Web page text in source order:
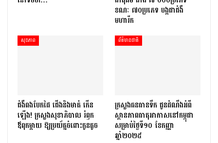
ខណៈ ៧០ប្រភេទ បង្កជាជំងឺ
មហារីក
សុខភាព
ជំងឺពងបែកដៃ ជើងនិងមាត់ កើន
ឡើង! ក្រសួងសុខាភិបាល រំឭក
ឪពុកម្តាយ ឱ្យប្រយ័ត្នចំពោះកូនតូច
ព័ត៌មានជាតិ
ក្រសួងធនធានទឹក ជូនដំណឹងអំពី
ស្ថានភាពធាតុអាកាសនៅកម្ពុជា
សម្រាប់ថ្ងៃទី១០ ខែកញ្ញា
ឆ្នាំ២០២៥